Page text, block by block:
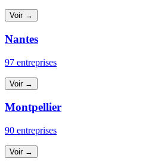
Voir →
Nantes
97 entreprises
Voir →
Montpellier
90 entreprises
Voir →